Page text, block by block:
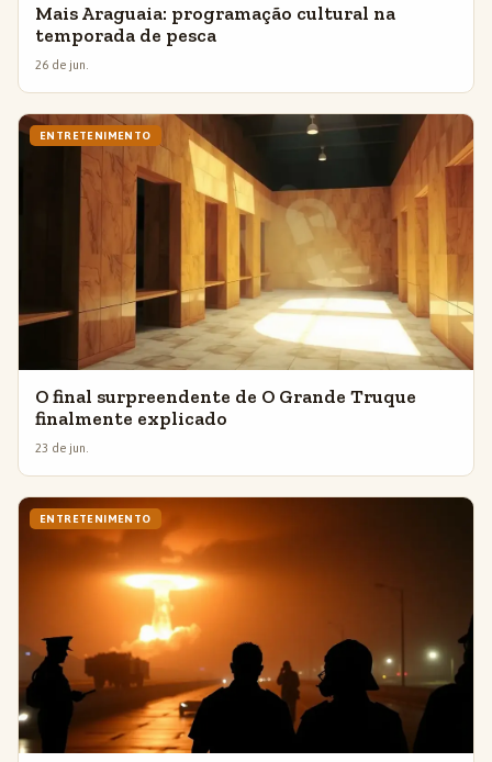
Mais Araguaia: programação cultural na
temporada de pesca
26 de jun.
ENTRETENIMENTO
O final surpreendente de O Grande Truque
finalmente explicado
23 de jun.
ENTRETENIMENTO